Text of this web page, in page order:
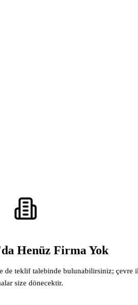
Henüz Firma Yok
de teklif talebinde bulunabilirsiniz; çevre
size dönecektir.